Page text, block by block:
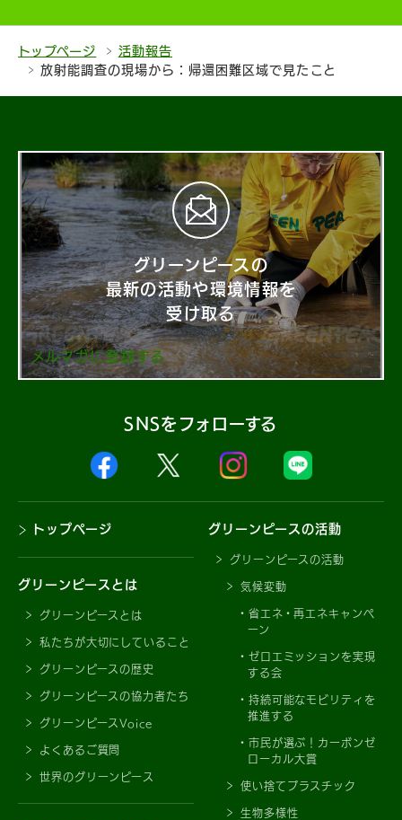
トップページ
活動報告
放射能調査の現場から：帰還困難区域で見たこと
グリーンピースの
最新の活動や環境情報を
受け取る
メルマガに登録する
SNSをフォローする
トップページ
グリーンピースとは
グリーンピースとは
私たちが大切にしていること
グリーンピースの歴史
グリーンピースの協力者たち
グリーンピースVoice
よくあるご質問
世界のグリーンピース
グリーンピースの活動
グリーンピースの活動
気候変動
省エネ・再エネキャンペ
ーン
ゼロエミッションを実現
する会
持続可能なモビリティを
推進する
市民が選ぶ！カーボンゼ
ローカル大賞
使い捨てプラスチック
生物多様性